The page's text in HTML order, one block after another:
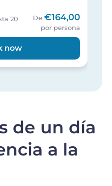
20
De €164,00
por persona
now
de un día
a la